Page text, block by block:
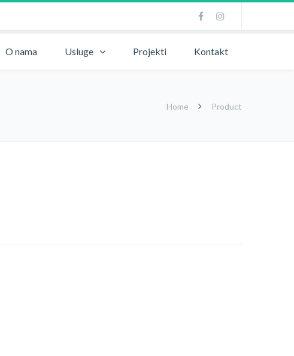
O nama Usluge Projekti Kontakt
Home Product